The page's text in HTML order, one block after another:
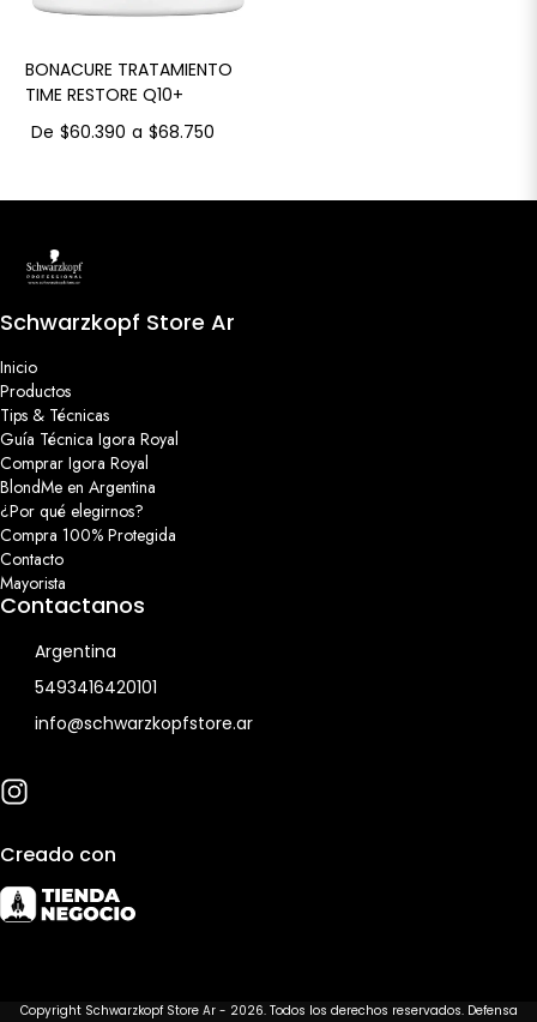
BONACURE TRATAMIENTO
TIME RESTORE Q10+
De $60.390 a $68.750
Schwarzkopf Store Ar
Inicio
Productos
Tips & Técnicas
Guía Técnica Igora Royal
Comprar Igora Royal
BlondMe en Argentina
¿Por qué elegirnos?
Compra 100% Protegida
Contacto
Mayorista
Contactanos
Argentina
5493416420101
info@schwarzkopfstore.ar
Creado con
Copyright Schwarzkopf Store Ar - 2026. Todos los derechos reservados. Defensa